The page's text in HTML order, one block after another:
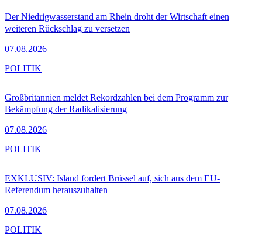
Der Niedrigwasserstand am Rhein droht der Wirtschaft einen
weiteren Rückschlag zu versetzen
07.08.2026
Großbritannien meldet Rekordzahlen bei dem Programm zur
Bekämpfung der Radikalisierung
07.08.2026
POLITIK
EXKLUSIV: Island fordert Brüssel auf, sich aus dem EU-
Referendum herauszuhalten
07.08.2026
POLITIK
POLITIK